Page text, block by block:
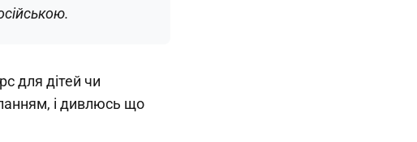
для дітей чи
і дивлюсь що